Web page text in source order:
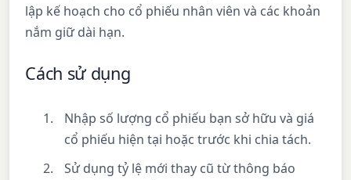
lập kế hoạch cho cổ phiếu nhân viên và các khoản
nắm giữ dài hạn.
Cách sử dụng
Nhập số lượng cổ phiếu bạn sở hữu và giá
cổ phiếu hiện tại hoặc trước khi chia tách.
Sử dụng tỷ lệ mới thay cũ từ thông báo